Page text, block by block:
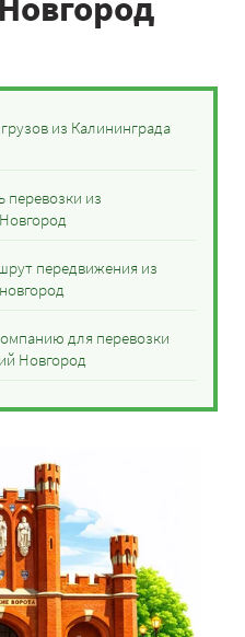
из Калининграда
перевозки из
передвижения из
для перевозки
Новгород